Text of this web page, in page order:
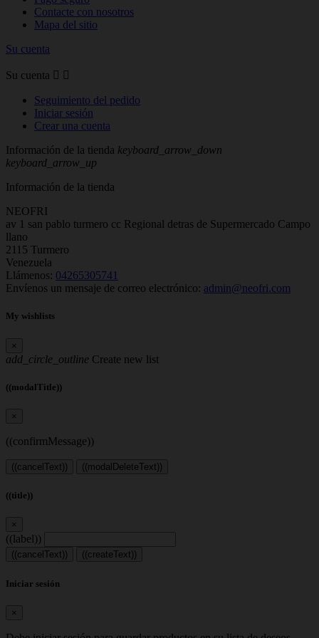
Contacte con nosotros
Mapa del sitio
Su cuenta
Su cuenta  
Seguimiento del pedido
Iniciar sesión
Crear una cuenta
Información de la tienda keyboard_arrow_down
keyboard_arrow_up
Información de la tienda
NEOFRI
av 1 san pablo turmero cc Regional detras de Supermercado Campo
llano
2115 Turmero
Venezuela
Llámenos: 04265305741
Envíenos un mensaje de correo electrónico: admin@neofri.com
My wishlists
×
add_circle_outline Create new list
((modalTitle))
×
((confirmMessage))
((cancelText)) ((modalDeleteText))
((title))
×
((label))
((cancelText)) ((createText))
Iniciar sesión
×